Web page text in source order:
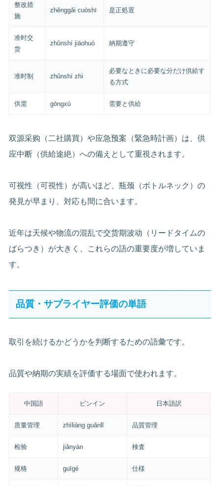
整改措
施
zhěnggǎi cuòshī 是正処置
准时交
货
zhǔnshí jiāohuò 納期遵守
准时制 zhǔnshí zhì
必要なときに必要な分だけ供給す
る方式
供需 gōngxū 需要と供給
双源采购（二社購買）や应急预案（緊急時計画）は、供
应中断（供給途絶）への備えとして重視されます。
可视性（可視性）が高いほど、瓶颈（ボトルネック）の
発見が早まり、対応も間に合います。
近年は天候や物流の混乱で交货期波动（リードタイムの
ばらつき）が大きく、これらの語の重要度が増していま
す。
品質・サプライヤー評価の単語
取引を続けるかどうかを判断するための語彙です。
品質や納期の実績を評価する場面で使われます。
中国語 ピンイン 日本語訳
质量管理 zhìliàng guǎnlǐ 品質管理
检验 jiǎnyàn 検査
规格 guīgé 仕様